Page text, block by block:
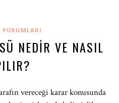
YORUMLARI
NEDIR VE NASIL
vereceği karar konusunda